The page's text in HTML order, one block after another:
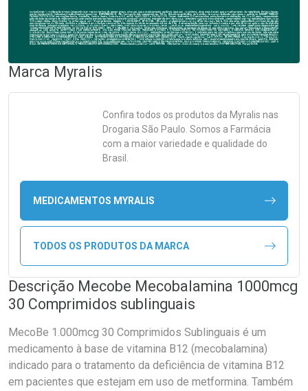
Marca Myralis
Confira todos os produtos da Myralis nas
Drogaria São Paulo. Somos a Farmácia
com a maior variedade e qualidade do
Brasil.
MEDICAMENTOS MYRALIS
TODOS OS PRODUTOS DA MARCA
Descrição Mecobe Mecobalamina 1000mcg
30 Comprimidos sublinguais
MecoBe 1.000mcg 30 Comprimidos Sublinguais é um
medicamento à base de vitamina B12 (mecobalamina)
indicado para o tratamento da deficiência de vitamina B12
em pacientes que estejam em uso de metformina. Também